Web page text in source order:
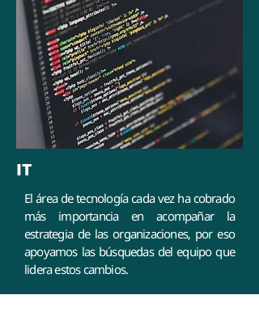
IT
El área de tecnología cada vez ha cobrado
más importancia en acompañar la
estrategia de las organizaciones, por eso
apoyamos las búsquedas del equipo que
lidera estos cambios.